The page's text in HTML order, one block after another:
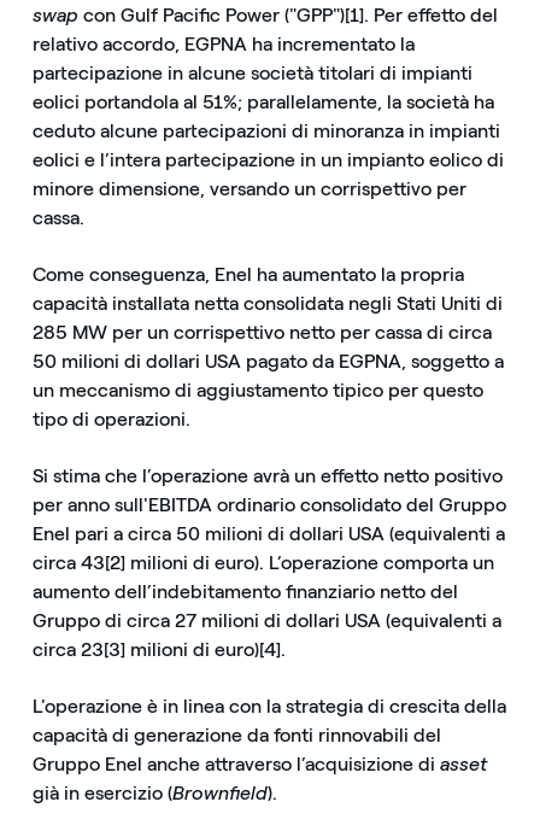
swap con Gulf Pacific Power ("GPP")[1]. Per effetto del
relativo accordo, EGPNA ha incrementato la
partecipazione in alcune società titolari di impianti
eolici portandola al 51%; parallelamente, la società ha
ceduto alcune partecipazioni di minoranza in impianti
eolici e l’intera partecipazione in un impianto eolico di
minore dimensione, versando un corrispettivo per
cassa.
Come conseguenza, Enel ha aumentato la propria
capacità installata netta consolidata negli Stati Uniti di
285 MW per un corrispettivo netto per cassa di circa
50 milioni di dollari USA pagato da EGPNA, soggetto a
un meccanismo di aggiustamento tipico per questo
tipo di operazioni.
Si stima che l’operazione avrà un effetto netto positivo
per anno sull'EBITDA ordinario consolidato del Gruppo
Enel pari a circa 50 milioni di dollari USA (equivalenti a
circa 43[2] milioni di euro). L’operazione comporta un
aumento dell’indebitamento finanziario netto del
Gruppo di circa 27 milioni di dollari USA (equivalenti a
circa 23[3] milioni di euro)[4].
L'operazione è in linea con la strategia di crescita della
capacità di generazione da fonti rinnovabili del
Gruppo Enel anche attraverso l’acquisizione di asset
già in esercizio (Brownfield).